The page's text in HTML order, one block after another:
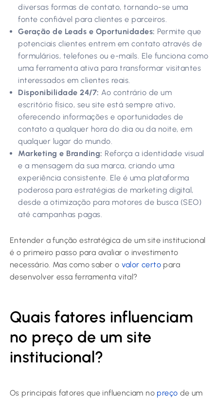
diversas formas de contato, tornando-se uma
fonte confiável para clientes e parceiros.
Geração de Leads e Oportunidades: Permite que
potenciais clientes entrem em contato através de
formulários, telefones ou e-mails. Ele funciona como
uma ferramenta ativa para transformar visitantes
interessados em clientes reais.
Disponibilidade 24/7: Ao contrário de um
escritório físico, seu site está sempre ativo,
oferecendo informações e oportunidades de
contato a qualquer hora do dia ou da noite, em
qualquer lugar do mundo.
Marketing e Branding: Reforça a identidade visual
e a mensagem da sua marca, criando uma
experiência consistente. Ele é uma plataforma
poderosa para estratégias de marketing digital,
desde a otimização para motores de busca (SEO)
até campanhas pagas.
Entender a função estratégica de um site institucional
é o primeiro passo para avaliar o investimento
necessário. Mas como saber o valor certo para
desenvolver essa ferramenta vital?
Quais fatores influenciam
no preço de um site
institucional?
Os principais fatores que influenciam no preço de um